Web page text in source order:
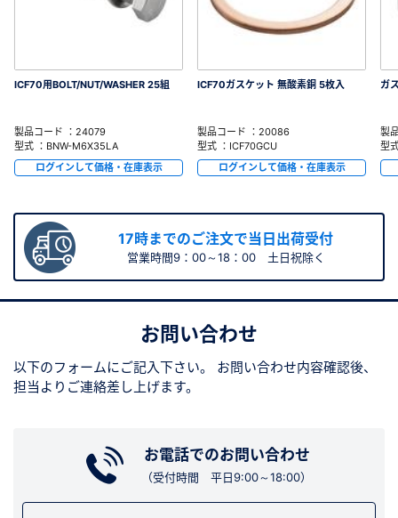
ICF70用BOLT/NUT/WASHER 25組
製品コード ：24079
型式 ：BNW-M6X35LA
ログインして価格・在庫表示
ICF70ガスケット 無酸素銅 5枚入
製品コード ：20086
型式 ：ICF70GCU
ログインして価格・在庫表示
ガ
製
型
17時までのご注文で当日出荷受付
営業時間9：00～18：00 土日祝除く
お問い合わせ
以下のフォームにご記入下さい。
お問い合わせ内容確認後、
担当よりご連絡差し上げます。
お電話でのお問い合わせ
（受付時間 平日9:00～18:00）